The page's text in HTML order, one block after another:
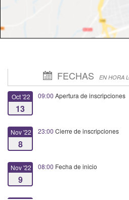
FECHAS EN HORA
Oct '22
13
09:00 Apertura de inscripciones
Nov '22
8
23:00 Cierre de inscripciones
Nov '22
9
08:00 Fecha de inicio